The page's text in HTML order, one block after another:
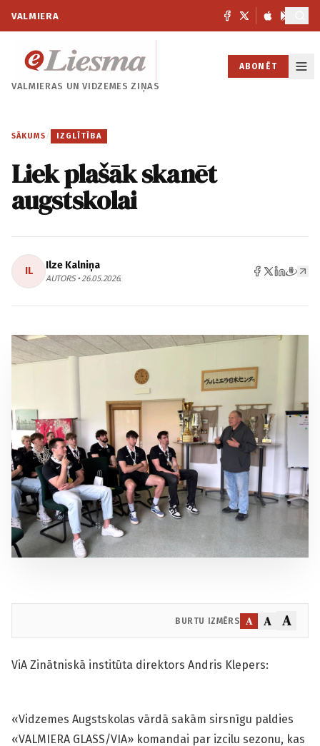
VALMIERA
VALMIERAS UNVIDZEMES ZIŅAS
ABONĒT
SĀKUMS / IZGLĪTĪBA
Liek plašāk skanēt
augstskolai
IL Ilze Kalniņa
AUTORS • 26.05.2026.
BURTU IZMĒRS A A A
ViA Zinātniskā institūta direktors Andris Klepers:
«Vidzemes Augstskolas vārdā sakām sirsnīgu paldies
«VALMIERA GLASS/VIA» komandai par izcilu sezonu, kas